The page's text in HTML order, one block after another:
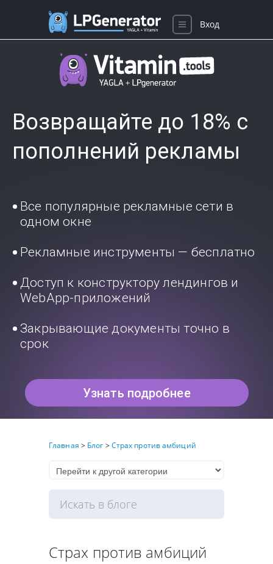
Возвращайте до 18% с
пополнений рекламы
Все популярные рекламные сети в
одном окне
Рекламные инструменты — бесплатно
Доступ к конструктору лендингов и
WebApp-приложений
Закрывающие документы точно в
срок
Узнать подробнее
Главная > Блог >Страх против амбиций
Страх против амбиций
Вход